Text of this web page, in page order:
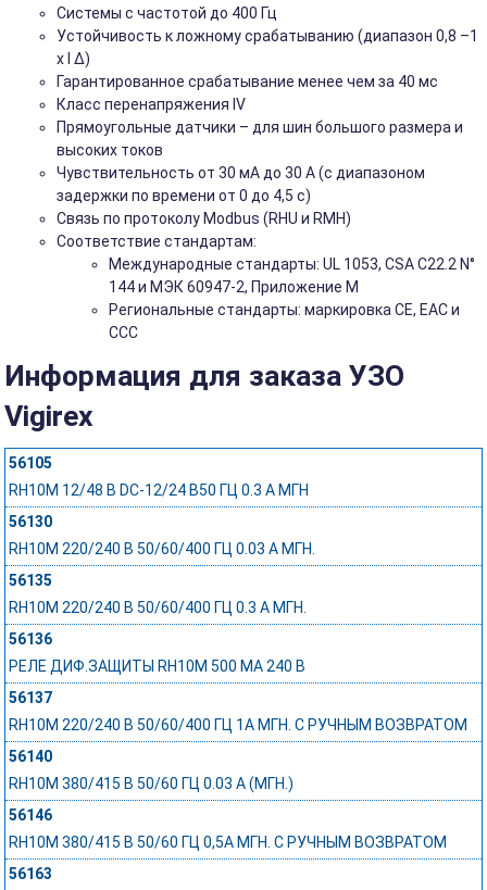
Системы с частотой до 400 Гц
Устойчивость к ложному срабатыванию (диапазон 0,8 –1
x I ∆)
Гарантированное срабатывание менее чем за 40 мс
Класс перенапряжения IV
Прямоугольные датчики – для шин большого размера и
высоких токов
Чувствительность от 30 мА до 30 А (с диапазоном
задержки по времени от 0 до 4,5 с)
Связь по протоколу Modbus (RHU и RMH)
Соответствие стандартам:
Международные стандарты: UL 1053, CSA C22.2 N°
144 и МЭК 60947-2, Приложение M
Региональные стандарты: маркировка CE, EAC и
CCC
Информация для заказа УЗО
Vigirex
56105
RH10M 12/48 В DC-12/24 В50 ГЦ 0.3 A МГН
56130
RH10M 220/240 В 50/60/400 ГЦ 0.03 A МГН.
56135
RH10M 220/240 В 50/60/400 ГЦ 0.3 A МГН.
56136
РЕЛЕ ДИФ.ЗАЩИТЫ RH10M 500 MA 240 В
56137
RH10M 220/240 В 50/60/400 ГЦ 1A МГН. С РУЧНЫМ ВОЗВРАТОМ
56140
RH10M 380/415 В 50/60 ГЦ 0.03 A (МГН.)
56146
RH10M 380/415 В 50/60 ГЦ 0,5A МГН. С РУЧНЫМ ВОЗВРАТОМ
56163